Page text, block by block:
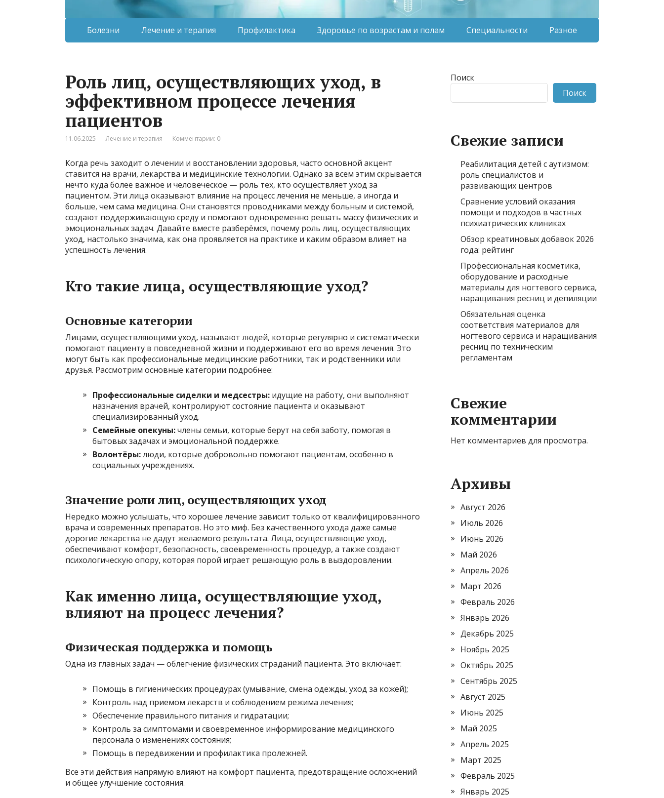
Болезни Лечение и терапия Профилактика Здоровье по возрастам и полам Специальности Разное
Роль лиц, осуществляющих уход, в
эффективном процессе лечения
пациентов
11.06.2025 Лечение и терапия Комментарии: 0
Когда речь заходит о лечении и восстановлении здоровья, часто основной акцент
ставится на врачи, лекарства и медицинские технологии. Однако за всем этим скрывается
нечто куда более важное и человеческое — роль тех, кто осуществляет уход за
пациентом. Эти лица оказывают влияние на процесс лечения не меньше, а иногда и
больше, чем сама медицина. Они становятся проводниками между больным и системой,
создают поддерживающую среду и помогают одновременно решать массу физических и
эмоциональных задач. Давайте вместе разберёмся, почему роль лиц, осуществляющих
уход, настолько значима, как она проявляется на практике и каким образом влияет на
успешность лечения.
Кто такие лица, осуществляющие уход?
Основные категории
Лицами, осуществляющими уход, называют людей, которые регулярно и систематически
помогают пациенту в повседневной жизни и поддерживают его во время лечения. Это
могут быть как профессиональные медицинские работники, так и родственники или
друзья. Рассмотрим основные категории подробнее:
Профессиональные сиделки и медсестры: идущие на работу, они выполняют
назначения врачей, контролируют состояние пациента и оказывают
специализированный уход.
Семейные опекуны:члены семьи, которые берут на себя заботу, помогая в
бытовых задачах и эмоциональной поддержке.
Волонтёры:люди, которые добровольно помогают пациентам, особенно в
социальных учреждениях.
Значение роли лиц, осуществляющих уход
Нередко можно услышать, что хорошее лечение зависит только от квалифицированного
врача и современных препаратов. Но это миф. Без качественного ухода даже самые
дорогие лекарства не дадут желаемого результата. Лица, осуществляющие уход,
обеспечивают комфорт, безопасность, своевременность процедур, а также создают
психологическую опору, которая порой играет решающую роль в выздоровлении.
Как именно лица, осуществляющие уход,
влияют на процесс лечения?
Физическая поддержка и помощь
Одна из главных задач — облегчение физических страданий пациента. Это включает:
Помощь в гигиенических процедурах (умывание, смена одежды, уход за кожей);
Контроль над приемом лекарств и соблюдением режима лечения;
Обеспечение правильного питания и гидратации;
Контроль за симптомами и своевременное информирование медицинского
персонала о изменениях состояния;
Помощь в передвижении и профилактика пролежней.
Все эти действия напрямую влияют на комфорт пациента, предотвращение осложнений
и общее улучшение состояния.
Поиск
Поиск
Свежие записи
Реабилитация детей с аутизмом:
роль специалистов и
развивающих центров
Сравнение условий оказания
помощи и подходов в частных
психиатрических клиниках
Обзор креатиновых добавок 2026
года: рейтинг
Профессиональная косметика,
оборудование и расходные
материалы для ногтевого сервиса,
наращивания ресниц и депиляции
Обязательная оценка
соответствия материалов для
ногтевого сервиса и наращивания
ресниц по техническим
регламентам
Свежие
комментарии
Нет комментариев для просмотра.
Архивы
Август 2026
Июль 2026
Июнь 2026
Май 2026
Апрель 2026
Март 2026
Февраль 2026
Январь 2026
Декабрь 2025
Ноябрь 2025
Октябрь 2025
Сентябрь 2025
Август 2025
Июнь 2025
Май 2025
Апрель 2025
Март 2025
Февраль 2025
Январь 2025